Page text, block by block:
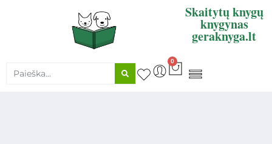
Skaitytų knygų
knygynas
geraknyga.lt
0